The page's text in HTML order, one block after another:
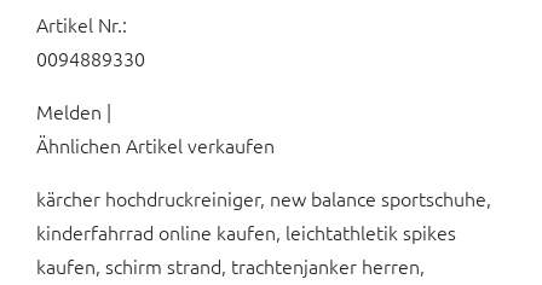
Artikel Nr.:
0094889330
Melden |
Ähnlichen Artikel verkaufen
kärcher hochdruckreiniger, new balance sportschuhe,
kinderfahrrad online kaufen, leichtathletik spikes
kaufen, schirm strand, trachtenjanker herren,